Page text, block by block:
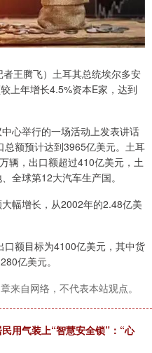
王腾飞）土耳其总统埃尔多安
上年增长4.5%资本E家，达到
心举行的一场活动上发表讲话
额预计达到3965亿美元。土耳
辆，出口额超过410亿美元，土
全球第12大汽车生产国。
幅增长，从2002年的2.48亿美
额目标为4100亿美元，其中货
亿美元。
来自网络，不代表本站观点。
用气装上“智慧安全锁”：“心